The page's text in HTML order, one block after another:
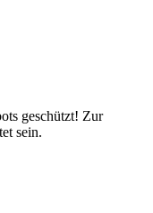
geschützt! Zur
sein.